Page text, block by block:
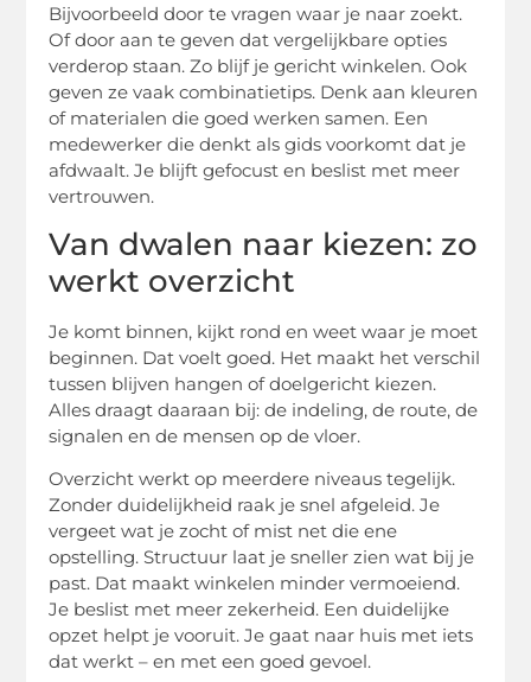
Bijvoorbeeld door te vragen waar je naar zoekt.
Of door aan te geven dat vergelijkbare opties
verderop staan. Zo blijf je gericht winkelen. Ook
geven ze vaak combinatietips. Denk aan kleuren
of materialen die goed werken samen. Een
medewerker die denkt als gids voorkomt dat je
afdwaalt. Je blijft gefocust en beslist met meer
vertrouwen.
Van dwalen naar kiezen: zo
werkt overzicht
Je komt binnen, kijkt rond en weet waar je moet
beginnen. Dat voelt goed. Het maakt het verschil
tussen blijven hangen of doelgericht kiezen.
Alles draagt daaraan bij: de indeling, de route, de
signalen en de mensen op de vloer.
Overzicht werkt op meerdere niveaus tegelijk.
Zonder duidelijkheid raak je snel afgeleid. Je
vergeet wat je zocht of mist net die ene
opstelling. Structuur laat je sneller zien wat bij je
past. Dat maakt winkelen minder vermoeiend.
Je beslist met meer zekerheid. Een duidelijke
opzet helpt je vooruit. Je gaat naar huis met iets
dat werkt – en met een goed gevoel.